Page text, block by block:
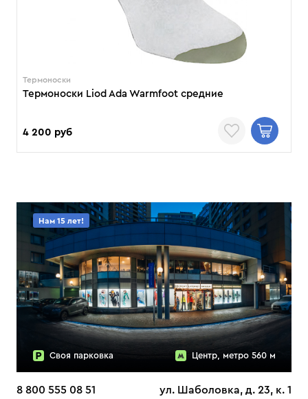
Термоноски
Термоноски Liod Ada Warmfoot средние
4 200 руб
Нам 15 лет!
Своя парковка Центр, метро 560 м
8 800 555 08 51 ул. Шаболовка, д. 23, к. 1